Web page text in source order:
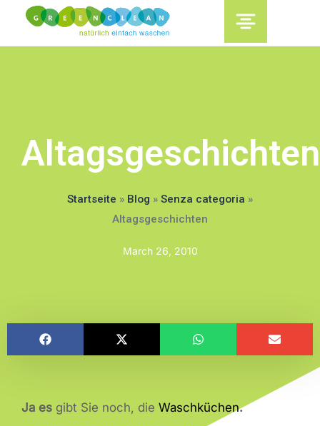
content
Altagsgeschichten
Startseite » Blog » Senza categoria »
Altagsgeschichten
March 26, 2010
Ja es gibt Sie noch, die Waschküchen.